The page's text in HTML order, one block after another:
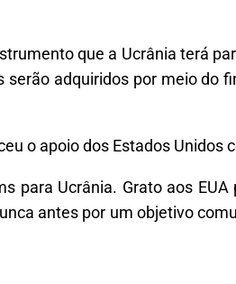
que a Ucrânia terá
serão adquiridos por meio do
o apoio dos Estados Unidos
para Ucrânia. Grato aos
antes por um objetivo